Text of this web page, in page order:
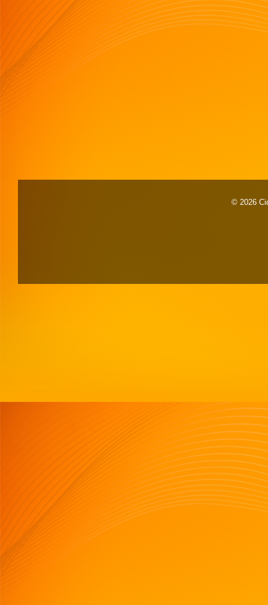
© 2026